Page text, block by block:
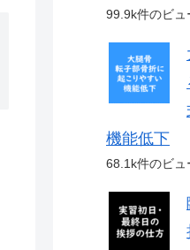
99.9k件のビュ
機能低下
68.1k件のビュ